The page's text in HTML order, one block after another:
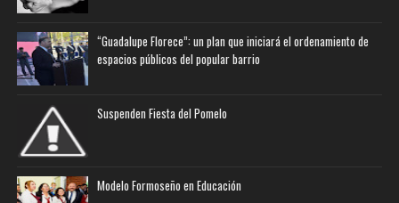
“Guadalupe Florece”: un plan que iniciará el ordenamiento de
espacios públicos del popular barrio
Suspenden Fiesta del Pomelo
Modelo Formoseño en Educación